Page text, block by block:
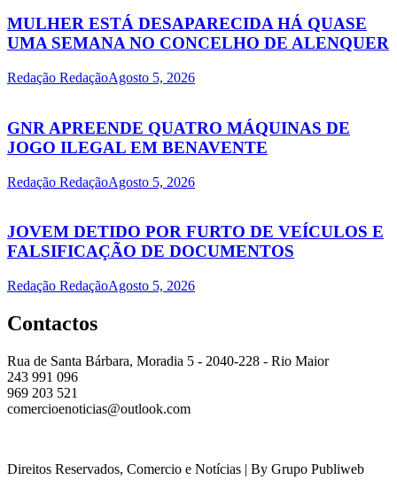
MULHER ESTÁ DESAPARECIDA HÁ QUASE
UMA SEMANA NO CONCELHO DE ALENQUER
Redação RedaçãoAgosto 5, 2026
GNR APREENDE QUATRO MÁQUINAS DE
JOGO ILEGAL EM BENAVENTE
Redação RedaçãoAgosto 5, 2026
JOVEM DETIDO POR FURTO DE VEÍCULOS E
FALSIFICAÇÃO DE DOCUMENTOS
Redação RedaçãoAgosto 5, 2026
Contactos
Rua de Santa Bárbara, Moradia 5 - 2040-228 - Rio Maior
243 991 096
969 203 521
comercioenoticias@outlook.com
Direitos Reservados, Comercio e Notícias | By Grupo Publiweb